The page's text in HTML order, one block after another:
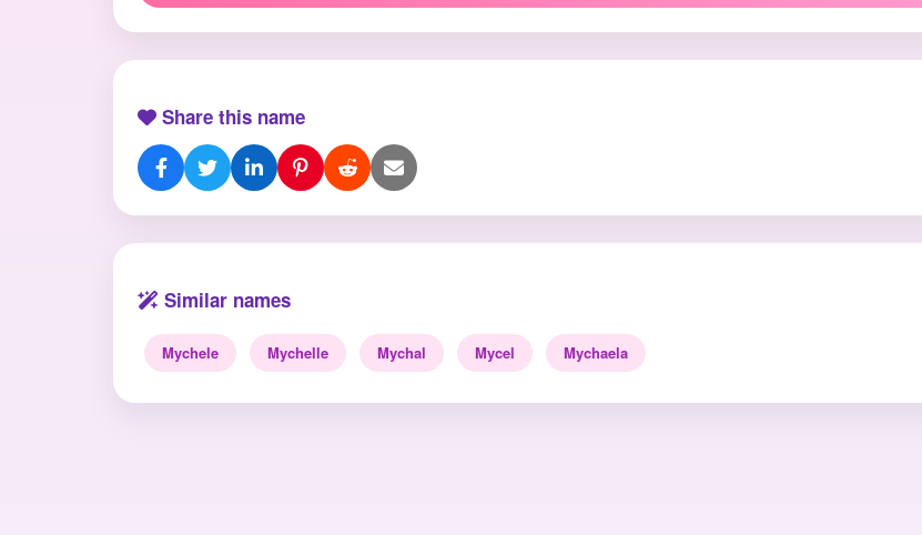
Share this name
Similar names
Mychele Mychelle Mychal Mycel Mychaela